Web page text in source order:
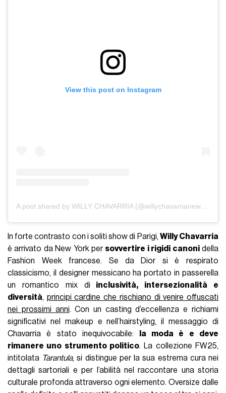
View this post on Instagram
A post shared by WILLY CHAVARRIA (@willychavarrianewyork)
In forte contrasto con i soliti show di Parigi, Willy Chavarria
è arrivato da New York per sovvertire i rigidi canonidella
Fashion Week francese. Se da Dior si è respirato
classicismo, il designer messicano ha portato in passerella
un romantico mix di inclusività, intersezionalità e
diversità, principi cardine che rischiano di venire offuscati
nei prossimi anni. Con un casting d’eccellenza e richiami
significativi nel makeup e nell’hairstyling, il messaggio di
Chavarria è stato inequivocabile:
la moda è e deve
rimanere uno strumento politico. La collezione FW25,
intitolata Tarantula, si distingue per la sua estrema cura nei
dettagli sartoriali e per l’abilità nel raccontare una storia
culturale profonda attraverso ogni elemento. Oversize dalle